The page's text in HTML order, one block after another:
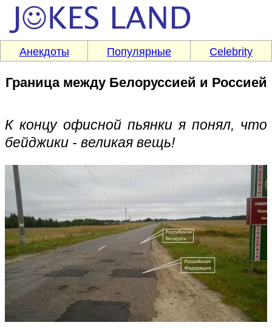
Анекдоты Популярные Celebrity
Граница между Белоруссией и Россией
К концу офисной пьянки я понял, что
бейджики - великая вещь!